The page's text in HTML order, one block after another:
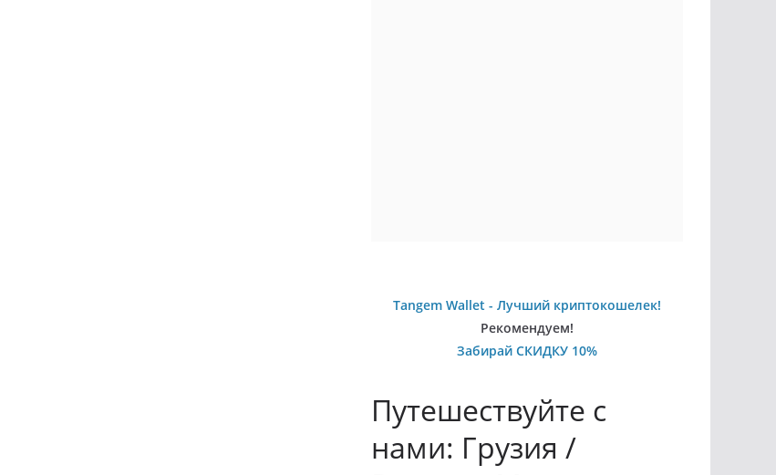
Tangem Wallet - Лучший криптокошелек!
Рекомендуем!
Забирай СКИДКУ 10%
Путешествуйте с
нами: Грузия /